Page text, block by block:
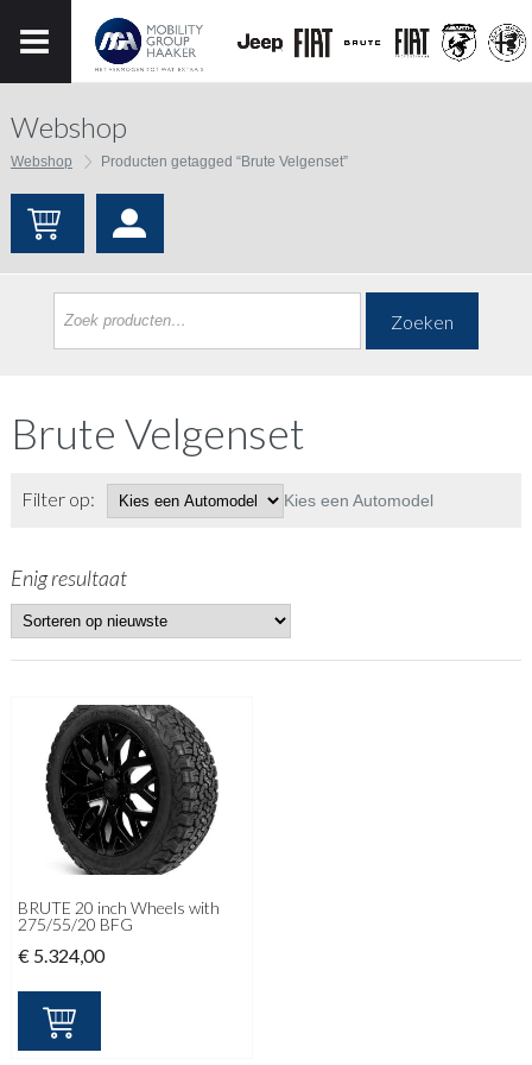
Webshop
Webshop Producten getagged “Brute Velgenset”
Zoeken
Brute Velgenset
Filter op: Kies een Automodel
Enig resultaat
BRUTE 20 inch Wheels with
275/55/20 BFG
€ 5.324,00